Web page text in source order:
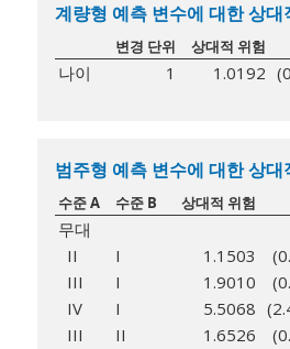
계량형 예측 변수에 대한 상대
변경 단위 상대적 위험
나이 1 1.0192
범주형 예측 변수에 대한 상대
수준 A 수준 B 상대적 위험
무대
II
I 1.1503
III
I 1.9010
IV
I 5.5068
III
II 1.6526